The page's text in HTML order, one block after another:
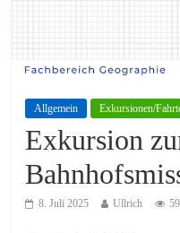
Allgemein Exkursionen/
Exkursion
8. Juli 2025 Ullrich